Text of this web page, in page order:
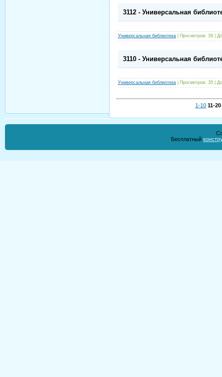
3112 - Универсальная
Универсальная библиотека Просмотров: 39
3110 - Универсальная
Универсальная библиотека Просмотров: 35
1-10 11-20
Бесплатный